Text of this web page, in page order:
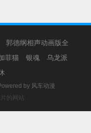
郭德纲相声动画版全
菲猫 银魂
乌龙派
by 风车动漫
的网站